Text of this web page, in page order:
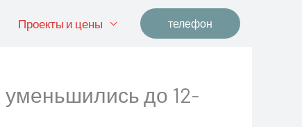
Проекты и цены телефон
уменьшились до 12-